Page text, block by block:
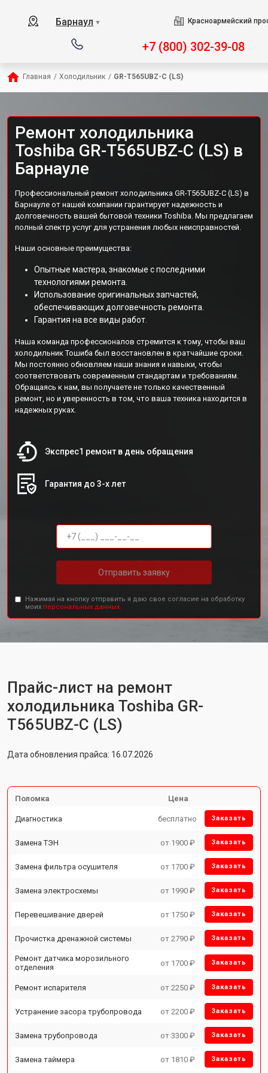
Барнаул ▼ Красноармейский
+7 (800) 302-39-08
Главная / Холодильник / GR-T565UBZ-C (LS)
Ремонт холодильника
Toshiba GR-T565UBZ-C (LS) в
Барнауле
Профессиональный ремонт холодильника GR-T565UBZ-C (LS) в
Барнауле от нашей компании гарантирует надежность и
долговечность вашей бытовой техники Toshiba. Мы предлагаем
полный спектр услуг для устранения любых неисправностей.
Наши основные преимущества:
Опытные мастера, знакомые с последними
технологиями ремонта.
Использование оригинальных запчастей,
обеспечивающих долговечность ремонта.
Гарантия на все виды работ.
Наша команда профессионалов стремится к тому, чтобы ваш
холодильник Тошиба был восстановлен в кратчайшие сроки.
Мы постоянно обновляем наши знания и навыки, чтобы
соответствовать современным стандартам и требованиям.
Обращаясь к нам, вы получаете не только качественный
ремонт, но и уверенность в том, что ваша техника находится в
надежных руках.
Экспрес1 ремонт в день обращения
Гарантия до 3-х лет
Отправить заявку
Нажимая на кнопку отправить я даю свое согласие на обработку
моих персональных данных.
Прайс-лист на ремонт
холодильника Toshiba GR-
T565UBZ-C (LS)
Дата обновления прайса: 16.07.2026
Поломка Цена
Диагностика бесплатно Заказать
Замена ТЭН от 1900 ₽ Заказать
Замена фильтра осушителя от 1700 ₽ Заказать
Замена электросхемы от 1990 ₽ Заказать
Перевешивание дверей от 1750 ₽ Заказать
Прочистка дренажной системы от 2790 ₽ Заказать
Ремонт датчика морозильного
отделения
от 1700 ₽ Заказать
Ремонт испарителя от 2250 ₽ Заказать
Устранение засора трубопровода от 2200 ₽ Заказать
Замена трубопровода от 3300 ₽ Заказать
Замена таймера от 1810 ₽ Заказать